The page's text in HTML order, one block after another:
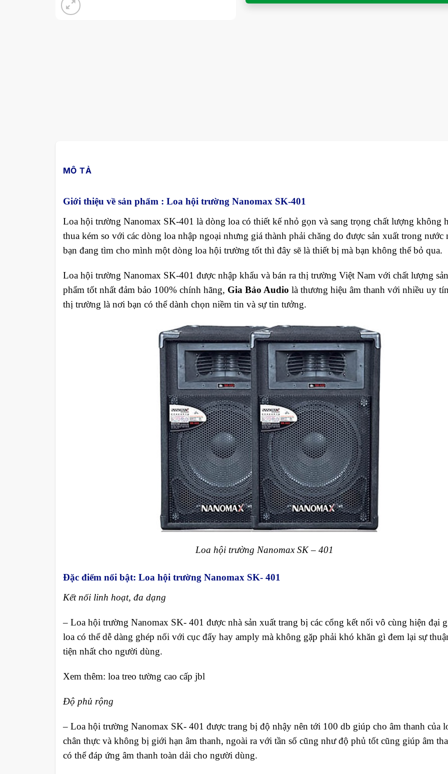
MÔ TẢ
Giới thiệu về sản phẩm : Loa hội trường Nanomax SK-401
Loa hội trường Nanomax SK-401 là dòng loa có thiết kế nhỏ gọn và sang trọng chất lượng không
thua kém so với các dòng loa nhập ngoại nhưng giá thành phải chăng do được sản xuất trong nước
bạn đang tìm cho mình một dòng loa hội trường tốt thì đây sẽ là thiết bị mà bạn không thể bỏ qua.
Loa hội trường Nanomax SK-401 được nhập khẩu và bán ra thị trường Việt Nam với chất lượng sản
phẩm tốt nhất đảm bảo 100% chính hãng, Gia Bảo Audio là thương hiệu âm thanh với nhiều uy
thị trường là nơi bạn có thể dành chọn niềm tin và sự tin tưởng.
Loa hội trường Nanomax SK – 401
Đặc điểm nổi bật: Loa hội trường Nanomax SK- 401
Kết nối linh hoạt, đa dạng
– Loa hội trường Nanomax SK- 401 được nhà sản xuất trang bị các cổng kết nối vô cùng hiện đại
loa có thể dễ dàng ghép nối với cục đẩy hay amply mà không gặp phải khó khăn gì đem lại sự
tiện nhất cho người dùng.
Xem thêm: loa treo tường cao cấp jbl
Độ phủ rộng
–Loa hội trường Nanomax SK- 401 được trang bị độ nhậy nên tới 100 db giúp cho âm thanh của
chân thực và không bị giới hạn âm thanh, ngoài ra với tần số cũng như độ phủ tốt cũng giúp âm
có thể đáp ứng âm thanh toàn dải cho người dùng.